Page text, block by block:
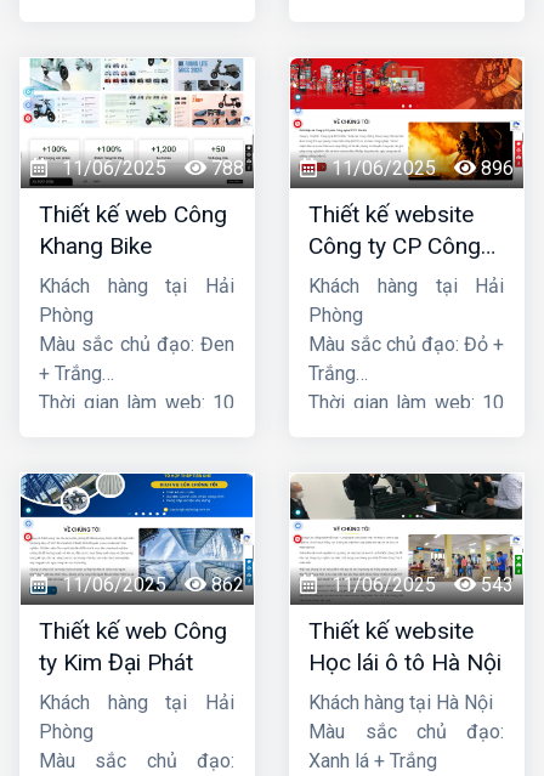
11/06/2025 788
Thiết kế web Công
Khang Bike
Khách hàng tại Hải
Phòng
Màu sắc chủ đạo: Đen
+ Trắng
Thời gian làm web: 10
11/06/2025 896
Thiết kế website
Công ty CP Công
nghệ PCCC Bắc Hà
Khách hàng tại Hải
Phòng
Màu sắc chủ đạo: Đỏ +
Trắng
Thời gian làm web: 10
11/06/2025 862
Thiết kế web Công
ty Kim Đại Phát
Khách hàng tại Hải
Phòng
Màu sắc chủ đạo:
11/06/2025 543
Thiết kế website
Học lái ô tô Hà Nội
Khách hàng tại Hà Nội
Màu sắc chủ đạo:
Xanh lá + Trắng